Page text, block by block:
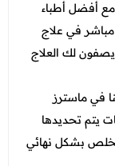
أفضل أطباء
في علاج
لك العلاج
في ماسترز
يتم تحديدها
بشكل نهائي